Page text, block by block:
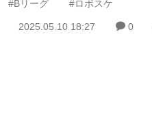
#Bリーグ #ロボスケ
2025.05.10 18:27 0